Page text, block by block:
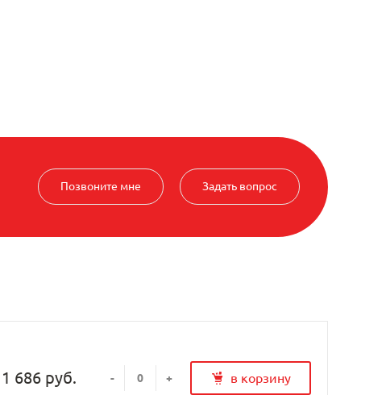
Позвоните мне Задать вопрос
1 686 руб. - + в корзину